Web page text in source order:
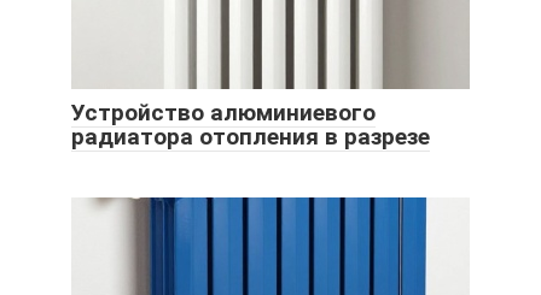
Устройство алюминиевого
радиатора отопления в разрезе